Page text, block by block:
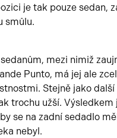
je tak pouze sedan,
smůlu.
mezi nimiž
Punto, má jej ale
Stejně jako
trochu užší.
se na zadní sedadlo
nebyl.